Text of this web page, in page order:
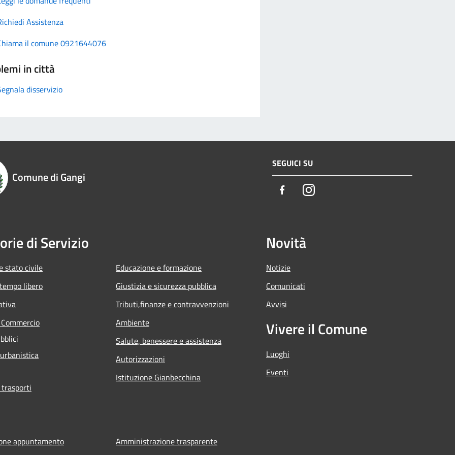
Assistenza
il comune 0921644076
in città
disservizio
Comune di Gangi
SEGUICI SU
FacebookInstagram
di Servizio
stato civile
libero
Educazione e formazione
Giustizia e sicurezza pubblica
Tributi,finanze e contravvenzioni
Ambiente
Salute, benessere e assistenza
Autorizzazioni
Istituzione Gianbecchina
Novità
Notizie
Comunicati
Avvisi
Vivere il Comune
Luoghi
Eventi
appuntamento
Amministrazione trasparente